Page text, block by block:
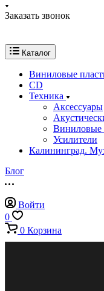
Заказать звонок
Каталог
Виниловые
CD
Техника
Аксессуары
Виниловые
Усилители
Калининград.
Блог
Войти
0
0 Корзина